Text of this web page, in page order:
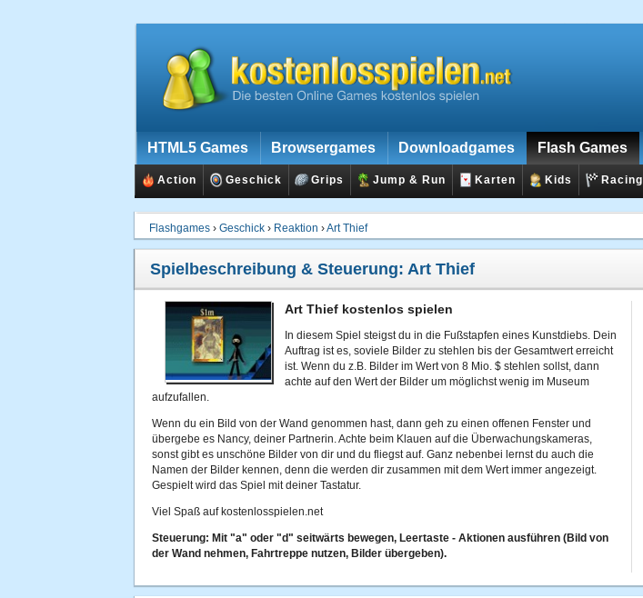
HTML5 Games Browsergames Downloadgames Flash Games
Action Geschick Grips Jump & Run Karten Kids Racing
Flashgames › Geschick › Reaktion ›Art Thief
Spielbeschreibung & Steuerung: Art Thief
Art Thief kostenlos spielen
In diesem Spiel steigst du in die Fußstapfen eines Kunstdiebs. Dein
Auftrag ist es, soviele Bilder zu stehlen bis der Gesamtwert erreicht
ist. Wenn du z.B. Bilder im Wert von 8 Mio. $ stehlen sollst, dann
achte auf den Wert der Bilder um möglichst wenig im Museum
aufzufallen.
Wenn du ein Bild von der Wand genommen hast, dann geh zu einen offenen Fenster und
übergebe es Nancy, deiner Partnerin. Achte beim Klauen auf die Überwachungskameras,
sonst gibt es unschöne Bilder von dir und du fliegst auf. Ganz nebenbei lernst du auch die
Namen der Bilder kennen, denn die werden dir zusammen mit dem Wert immer angezeigt.
Gespielt wird das Spiel mit deiner Tastatur.
Viel Spaß auf kostenlosspielen.net
Steuerung: Mit "a" oder "d" seitwärts bewegen, Leertaste - Aktionen ausführen (Bild von
der Wand nehmen, Fahrtreppe nutzen, Bilder übergeben).